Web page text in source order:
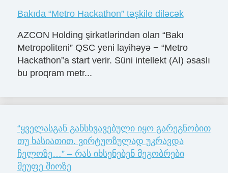
Bakıda “Metro Hackathon” təşkile diləcək
AZCON Holding şirkətlərindən olan “Bakı
Metropoliteni” QSC yeni layihəyə − “Metro
Hackathon”a start verir. Süni intellekt (AI) əsaslı
bu proqram metr...
“ყველასგან განსხვავებული იყო გარეგნობით
თუ ხასიათით. ვირტუოზულად უკრავდა
ჩელოზე…” – რას იხსენებენ მეგობრები
მეუფე შიოზე